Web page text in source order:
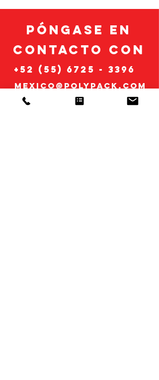
Póngase en
contacto co n
+52 (55) 6725 - 3396
mexico@polypack.com